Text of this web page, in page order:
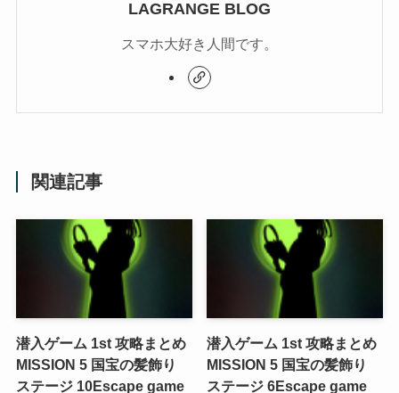
LAGRANGE BLOG
スマホ大好き人間です。
関連記事
潜入ゲーム 1st 攻略まとめ
MISSION 5 国宝の髪飾り
ステージ 10Escape game
潜入ゲーム 1st 攻略まとめ
MISSION 5 国宝の髪飾り
ステージ 6Escape game